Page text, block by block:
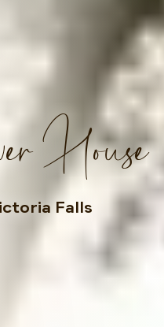
House
Falls